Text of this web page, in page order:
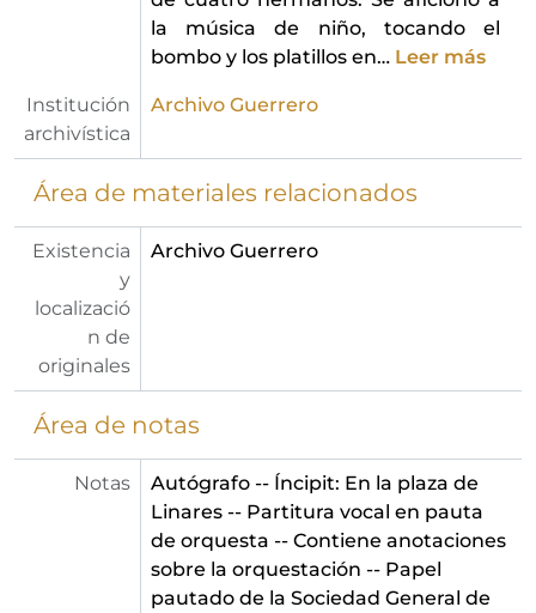
la música de niño, tocando el
bombo y los platillos en… Leer más
Institución
archivística
Archivo Guerrero
Área de materiales relacionados
Existencia
y
localizació
n de
originales
Archivo Guerrero
Área de notas
Notas
Autógrafo -- Íncipit: En la plaza de
Linares -- Partitura vocal en pauta
de orquesta -- Contiene anotaciones
sobre la orquestación -- Papel
pautado de la Sociedad General de